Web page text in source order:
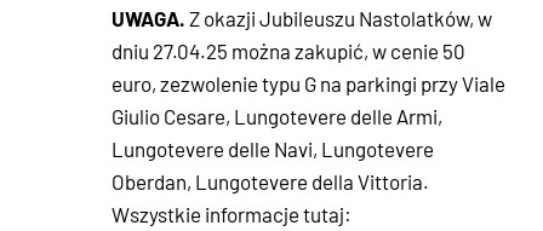
UWAGA.Z okazji Jubileuszu Nastolatków, w
dniu 27.04.25 można zakupić, w cenie 50
euro, zezwolenie typu G na parkingi przy Viale
Giulio Cesare, Lungotevere delle Armi,
Lungotevere delle Navi, Lungotevere
Oberdan, Lungotevere della Vittoria.
Wszystkie informacje tutaj: